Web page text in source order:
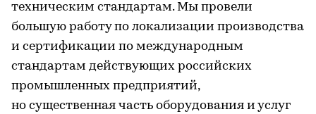
техническим стандартам. Мы провели
большую работу по локализации производства
и сертификации по международным
стандартам действующих российских
промышленных предприятий,
но существенная часть оборудования и услуг